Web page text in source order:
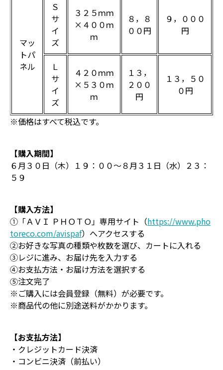
マッ
トパ
ネル
Ｓ
サ
イ
ズ
３２５ｍｍ
×４００ｍ
ｍ
８，８
００円
９，０００
円
Ｌ
サ
イ
ズ
４２０ｍｍ
×５３０ｍ
ｍ
１３，
２００
円
１３，５０
０円
※価格はすべて税込です。
【購入期間】
６月３０日（木）１９：００～８月３１日（水）２３：
５９
【購入方法】
①「ＡＶＩ ＰＨＯＴＯ」専用サイト（https://www.pho
toreco.com/avispaf）へアクセスする
②お好きな写真の種類や枚数を選び、カートに入れる
③レジに進み、お届け先を入力する
④お支払方法・お届け方法を選択する
⑤注文完了
※ご購入には会員登録（無料）が必要です。
※商品代の他に別途送料がかかります。
【お支払方法】
・クレジットカード決済
・コンビニ決済（前払い）